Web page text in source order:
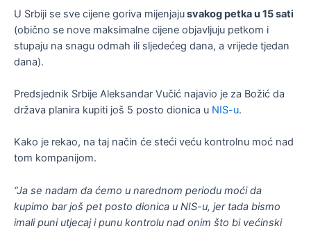
U Srbiji se sve cijene goriva mijenjajusvakog petka u 15 sati
(obično se nove maksimalne cijene objavljuju petkom i
stupaju na snagu odmah ili sljedećeg dana, a vrijede tjedan
dana).
Predsjednik Srbije Aleksandar Vučić najavio je za Božić da
država planira kupiti još 5 posto dionica u NIS-u.
Kako je rekao, na taj način će steći veću kontrolnu moć nad
tom kompanijom.
“Ja se nadam da ćemo u narednom periodu moći da
kupimo bar još pet posto dionica u NIS-u, jer tada bismo
imali puni utjecaj i punu kontrolu nad onim što bi većinski